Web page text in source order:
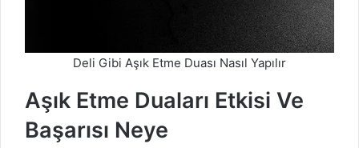
Deli Gibi Aşık Etme Duası Nasıl Yapılır
Aşık Etme Duaları Etkisi Ve
Başarısı Neye